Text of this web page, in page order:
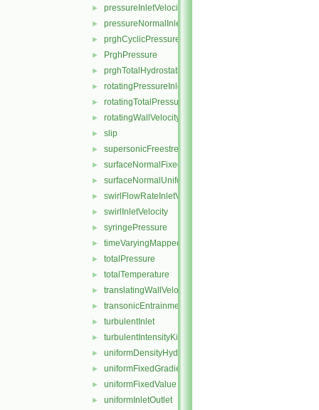
► pressureInletVelocity
► pressureNormalInletOutletVelocity
► prghCyclicPressure
► PrghPressure
► prghTotalHydrostaticPressure
► rotatingPressureInletOutletVelocity
► rotatingTotalPressure
► rotatingWallVelocity
► slip
► supersonicFreestream
► surfaceNormalFixedValue
► surfaceNormalUniformFixedValue
► swirlFlowRateInletVelocity
► swirlInletVelocity
► syringePressure
► timeVaryingMappedFixedValue
► totalPressure
► totalTemperature
► translatingWallVelocity
► transonicEntrainmentPressure
► turbulentInlet
► turbulentIntensityKineticEnergyInlet
► uniformDensityHydrostaticPressure
► uniformFixedGradient
► uniformFixedValue
► uniformInletOutlet